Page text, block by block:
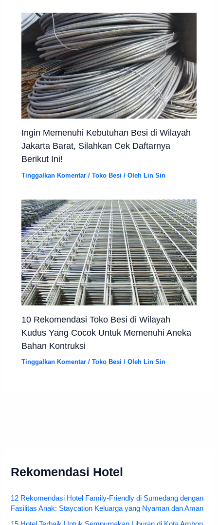
Ingin Memenuhi Kebutuhan Besi di Wilayah
Jakarta Barat, Silahkan Cek Daftarnya
Berikut Ini!
Tinggalkan Komentar /Toko Besi / OlehLin Sin
10 Rekomendasi Toko Besi di Wilayah
Kudus Yang Cocok Untuk Memenuhi Aneka
Bahan Kontruksi
Tinggalkan Komentar /Toko Besi / Oleh Lin Sin
Rekomendasi Hotel
12 Rekomendasi Hotel Family-Friendly di Sumedang dengan
Fasilitas Anak: Staycation Keluarga yang Nyaman dan Aman